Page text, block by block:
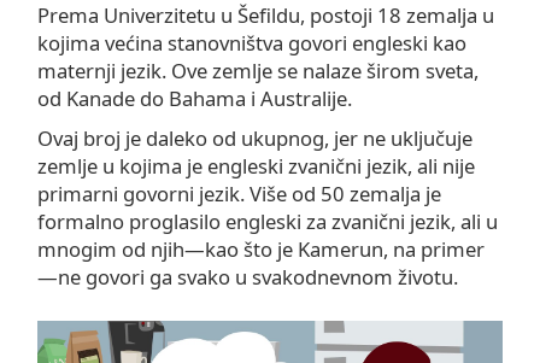
Prema Univerzitetu u Šefildu, postoji 18 zemalja u
kojima većina stanovništva govori engleski kao
maternji jezik. Ove zemlje se nalaze širom sveta,
od Kanade do Bahama i Australije.
Ovaj broj je daleko od ukupnog, jer ne uključuje
zemlje u kojima je engleski zvanični jezik, ali nije
primarni govorni jezik. Više od 50 zemalja je
formalno proglasilo engleski za zvanični jezik, ali u
mnogim od njih—kao što je Kamerun, na primer
—ne govori ga svako u svakodnevnom životu.